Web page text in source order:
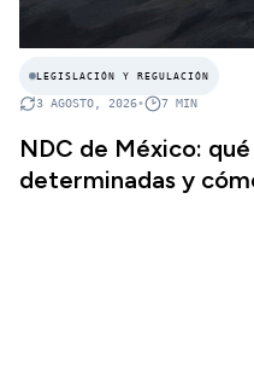
LEGISLACIÓN Y REGULACIÓN
3 AGOSTO, 2026• 7 MIN
NDC de México:
determinadas y